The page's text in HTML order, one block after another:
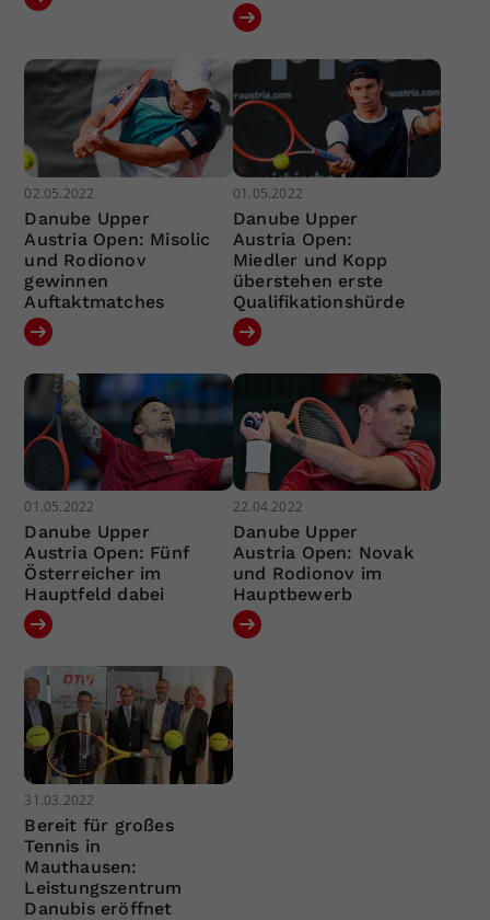
02.05.2022
Danube Upper
Austria Open: Misolic
und Rodionov
gewinnen
Auftaktmatches
01.05.2022
Danube Upper
Austria Open:
Miedler und Kopp
überstehen erste
Qualifikationshürde
01.05.2022
Danube Upper
Austria Open: Fünf
Österreicher im
Hauptfeld dabei
22.04.2022
Danube Upper
Austria Open: Novak
und Rodionov im
Hauptbewerb
31.03.2022
Bereit für großes
Tennis in
Mauthausen:
Leistungszentrum
Danubis eröffnet